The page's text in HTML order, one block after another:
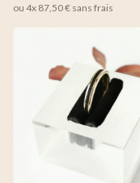
ou 4x 87,50 € sans frais